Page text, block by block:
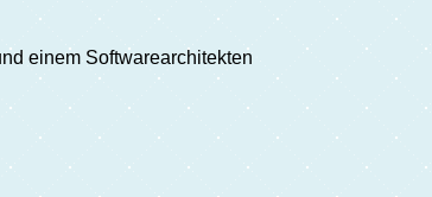
einem Softwarearchitekten